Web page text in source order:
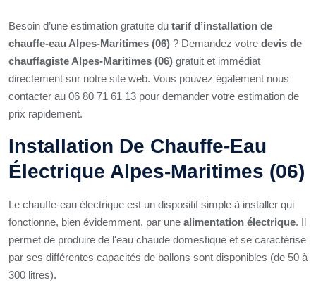
Besoin d’une estimation gratuite du tarif d’installation de
chauffe-eau Alpes-Maritimes (06) ? Demandez votre devis de
chauffagiste Alpes-Maritimes (06) gratuit et immédiat
directement sur notre site web. Vous pouvez également nous
contacter au 06 80 71 61 13 pour demander votre estimation de
prix rapidement.
Installation De Chauffe-Eau
Électrique Alpes-Maritimes (06)
Le chauffe-eau électrique est un dispositif simple à installer qui
fonctionne, bien évidemment, par une alimentation électrique. Il
permet de produire de l'eau chaude domestique et se caractérise
par ses différentes capacités de ballons sont disponibles (de 50 à
300 litres).